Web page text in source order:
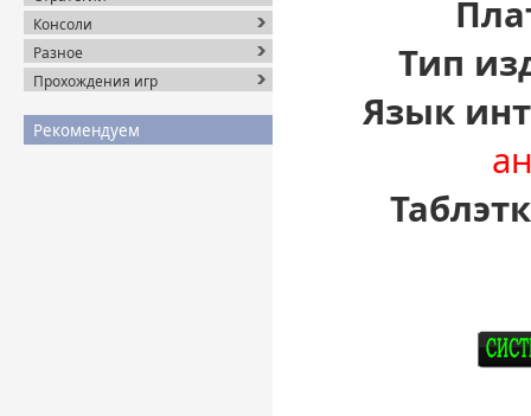
Консоли
Разное
Прохождения игр
Рекомендуем
Тип
Язык